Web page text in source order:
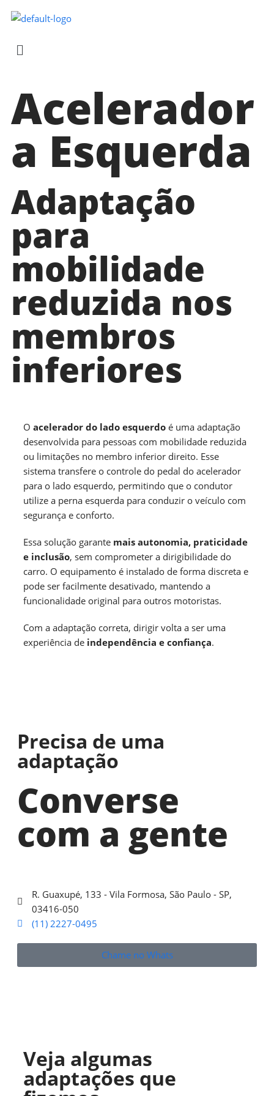
Acelerador
a Esquerda
Adaptação
para
mobilidade
reduzida nos
membros
inferiores
O acelerador do lado esquerdo é uma adaptação
desenvolvida para pessoas com mobilidade reduzida
ou limitações no membro inferior direito. Esse
sistema transfere o controle do pedal do acelerador
para o lado esquerdo, permitindo que o condutor
utilize a perna esquerda para conduzir o veículo com
segurança e conforto.
Essa solução garante mais autonomia, praticidade
e inclusão, sem comprometer a dirigibilidade do
carro. O equipamento é instalado de forma discreta e
pode ser facilmente desativado, mantendo a
funcionalidade original para outros motoristas.
Com a adaptação correta, dirigir volta a ser uma
experiência de independência e confiança.
Precisa de uma
adaptação
Converse
com a gente
R. Guaxupé, 133 - Vila Formosa, São Paulo - SP,
03416-050
(11) 2227-0495
Chame no Whats
Veja algumas
adaptações que